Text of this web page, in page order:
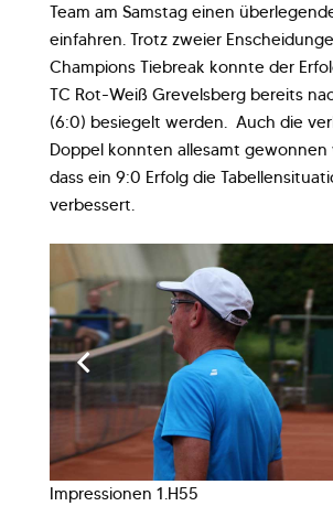
Team am Samstag einen
einfahren. Trotz zweier
Champions Tiebreak konnte der
TC Rot-Weiß Grevelsberg bereits
(6:0) besiegelt werden. Auch die
Doppel konnten allesamt gewonnen
dass ein 9:0 Erfolg die
verbessert.
Impressionen 1.H55